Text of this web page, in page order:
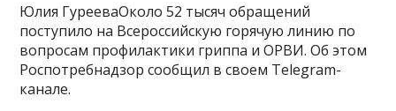
Юлия ГурееваОколо 52 тысяч обращений
поступило на Всероссийскую горячую линию по
вопросам профилактики гриппа и ОРВИ. Об этом
Роспотребнадзор сообщил в своем Telegram-
канале.